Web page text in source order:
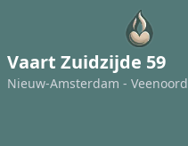
Vaart Zuidzijde 59
Nieuw-Amsterdam - Veenoord